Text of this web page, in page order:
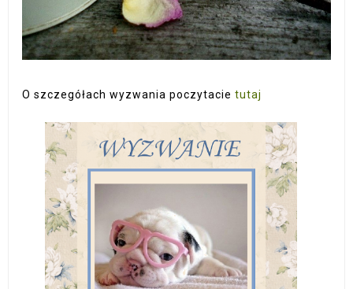
O szczegółach wyzwania poczytacietutaj